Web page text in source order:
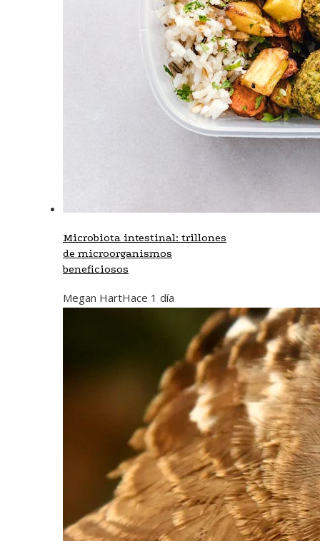
Microbiota intestinal: trillones
de microorganismos
beneficiosos
Megan HartHace 1 día